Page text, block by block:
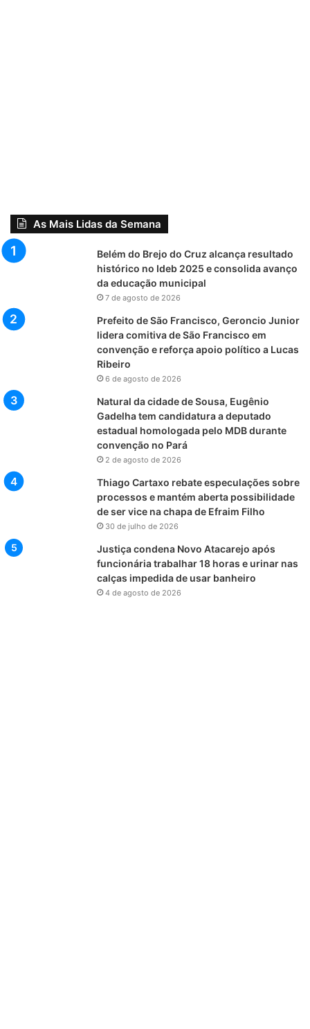
As Mais Lidas da Semana
Belém do Brejo do Cruz alcança resultado
histórico no Ideb 2025 e consolida avanço
da educação municipal
7 de agosto de 2026
Prefeito de São Francisco, Geroncio Junior
lidera comitiva de São Francisco em
convenção e reforça apoio político a Lucas
Ribeiro
6 de agosto de 2026
Natural da cidade de Sousa, Eugênio
Gadelha tem candidatura a deputado
estadual homologada pelo MDB durante
convenção no Pará
2 de agosto de 2026
Thiago Cartaxo rebate especulações sobre
processos e mantém aberta possibilidade
de ser vice na chapa de Efraim Filho
30 de julho de 2026
Justiça condena Novo Atacarejo após
funcionária trabalhar 18 horas e urinar nas
calças impedida de usar banheiro
4 de agosto de 2026